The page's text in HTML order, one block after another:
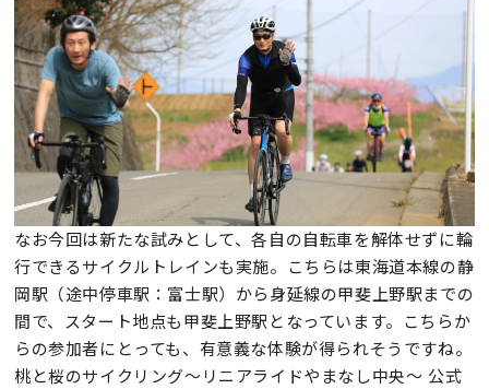
なお今回は新たな試みとして、各自の自転車を解体せずに輪
行できるサイクルトレインも実施。こちらは東海道本線の静
岡駅（途中停車駅：富士駅）から身延線の甲斐上野駅までの
間で、スタート地点も甲斐上野駅となっています。こちらか
らの参加者にとっても、有意義な体験が得られそうですね。
桃と桜のサイクリング～リニアライドやまなし中央～ 公式